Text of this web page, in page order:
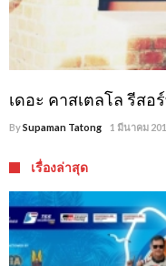
เดอะ คาสเตลโล รีสอ
BySupaman Tatong 1 มีนาคม
เรื่องล่าสุด